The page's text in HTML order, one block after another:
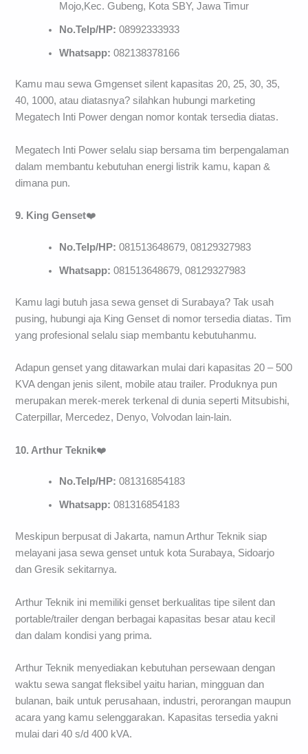
Mojo,Kec. Gubeng, Kota SBY, Jawa Timur
No.Telp/HP:08992333933
Whatsapp:082138378166
Kamu mau sewa Gmgenset silent kapasitas 20, 25, 30, 35,
40, 1000, atau diatasnya? silahkan hubungi marketing
Megatech Inti Power dengan nomor kontak tersedia diatas.
Megatech Inti Power selalu siap bersama tim berpengalaman
dalam membantu kebutuhan energi listrik kamu, kapan &
dimana pun.
9. King Genset❤️
No.Telp/HP: 081513648679, 08129327983
Whatsapp:081513648679, 08129327983
Kamu lagi butuh jasa sewa genset di Surabaya? Tak usah
pusing, hubungi aja King Genset di nomor tersedia diatas. Tim
yang profesional selalu siap membantu kebutuhanmu.
Adapun genset yang ditawarkan mulai dari kapasitas 20 – 500
KVA dengan jenis silent, mobile atau trailer. Produknya pun
merupakan merek-merek terkenal di dunia seperti Mitsubishi,
Caterpillar, Mercedez, Denyo, Volvodan lain-lain.
10. Arthur Teknik❤️
No.Telp/HP: 081316854183
Whatsapp:081316854183
Meskipun berpusat di Jakarta, namun Arthur Teknik siap
melayani jasa sewa genset untuk kota Surabaya, Sidoarjo
dan Gresik sekitarnya.
Arthur Teknik ini memiliki genset berkualitas tipe silent dan
portable/trailer dengan berbagai kapasitas besar atau kecil
dan dalam kondisi yang prima.
Arthur Teknik menyediakan kebutuhan persewaan dengan
waktu sewa sangat fleksibel yaitu harian, mingguan dan
bulanan, baik untuk perusahaan, industri, perorangan maupun
acara yang kamu selenggarakan. Kapasitas tersedia yakni
mulai dari 40 s/d 400 kVA.